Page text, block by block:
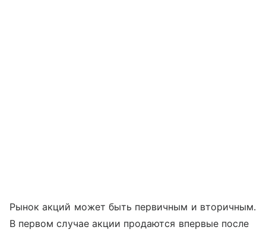
Рынок акций может быть первичным и вторичным.
В первом случае акции продаются впервые после